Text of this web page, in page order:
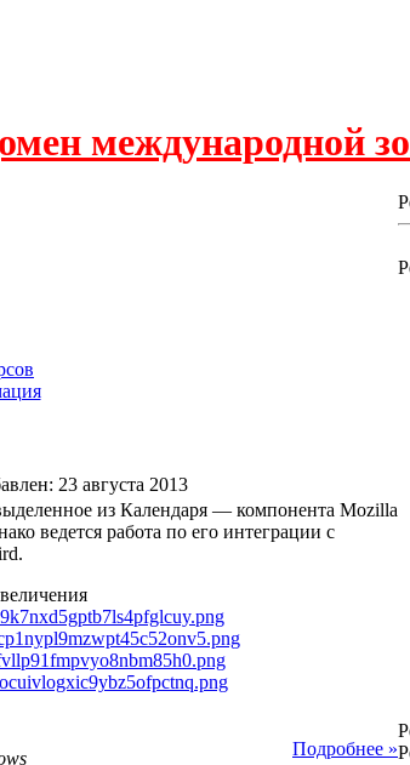
международной
23 августа 2013
из Календаря — компонента Mozilla
ведется работа по его интеграции с
Подробнее »